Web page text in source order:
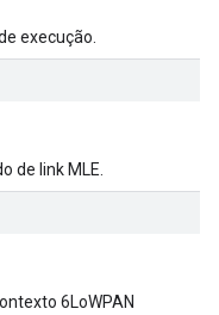
execução.
de link MLE.
6LoWPAN